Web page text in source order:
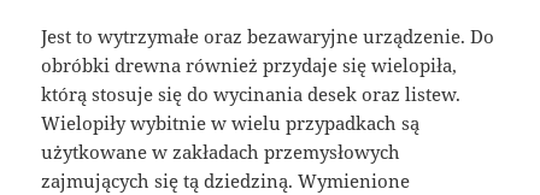
Jest to wytrzymałe oraz bezawaryjne urządzenie. Do
obróbki drewna również przydaje się wielopiła,
którą stosuje się do wycinania desek oraz listew.
Wielopiły wybitnie w wielu przypadkach są
użytkowane w zakładach przemysłowych
zajmujących się tą dziedziną. Wymienione